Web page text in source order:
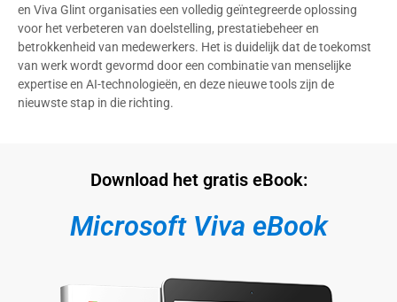
en Viva Glint organisaties een volledig geïntegreerde oplossing
voor het verbeteren van doelstelling, prestatiebeheer en
betrokkenheid van medewerkers. Het is duidelijk dat de toekomst
van werk wordt gevormd door een combinatie van menselijke
expertise en AI-technologieën, en deze nieuwe tools zijn de
nieuwste stap in die richting.
Download het gratis eBook:
Microsoft Viva eBook